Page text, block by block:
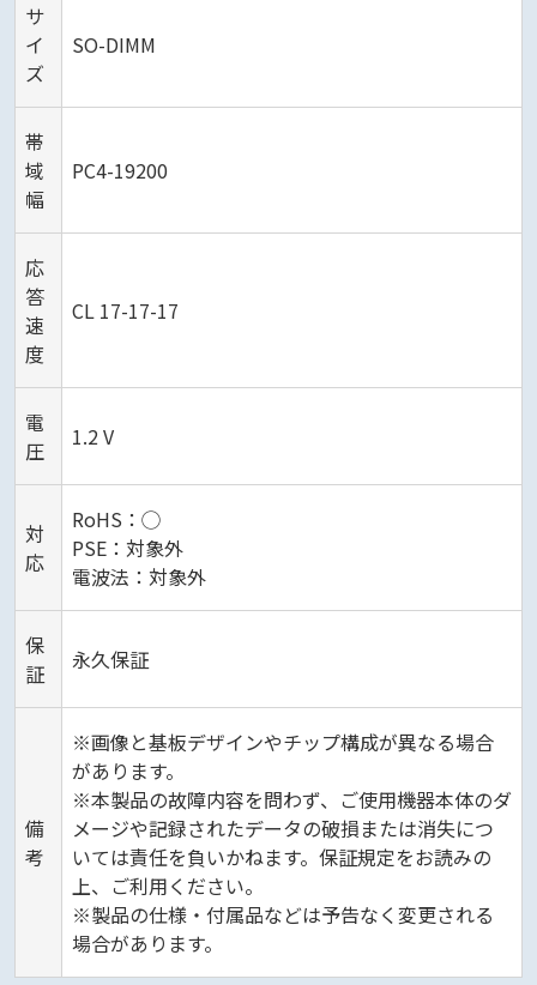
サ
イ
ズ
SO-DIMM
帯
域
幅
PC4-19200
応
答
速
度
CL 17-17-17
電
圧
1.2 V
対
応
RoHS：◯
PSE：対象外
電波法：対象外
保
証
永久保証
備
考
※画像と基板デザインやチップ構成が異なる場合
があります。
※本製品の故障内容を問わず、ご使用機器本体のダ
メージや記録されたデータの破損または消失につ
いては責任を負いかねます。保証規定をお読みの
上、ご利用ください。
※製品の仕様・付属品などは予告なく変更される
場合があります。